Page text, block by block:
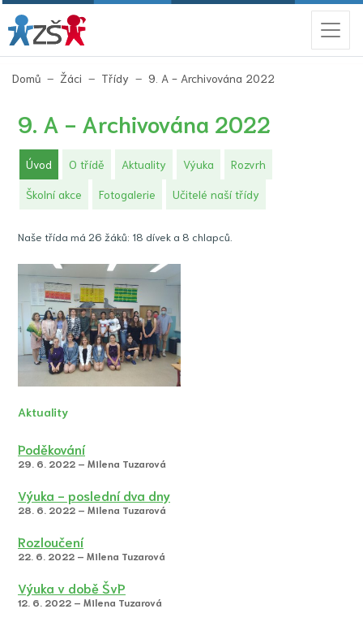
Domů Žáci Třídy 9. A - Archivována 2022
9. A - Archivována 2022
Úvod (aktuální)
O třídě Aktuality Výuka Rozvrh
Školní akce Fotogalerie Učitelé naší třídy
Naše třída má 26 žáků: 18 dívek a 8 chlapců.
Aktuality
Poděkování
29. 6. 2022 – Milena Tuzarová
Výuka - poslední dva dny
28. 6. 2022 – Milena Tuzarová
Rozloučení
22. 6. 2022 – Milena Tuzarová
Výuka v době ŠvP
12. 6. 2022 – Milena Tuzarová